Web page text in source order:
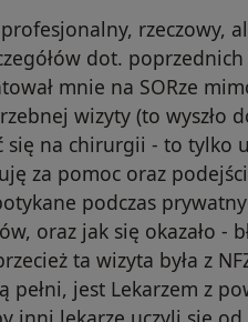
rzeczowy,
dot.
mnie na SORze
wizyty (to wyszło
się na chirurgii - to tylko
za pomoc oraz
podczas
oraz jak się okazało -
ta wizyta była z
jest Lekarzem z